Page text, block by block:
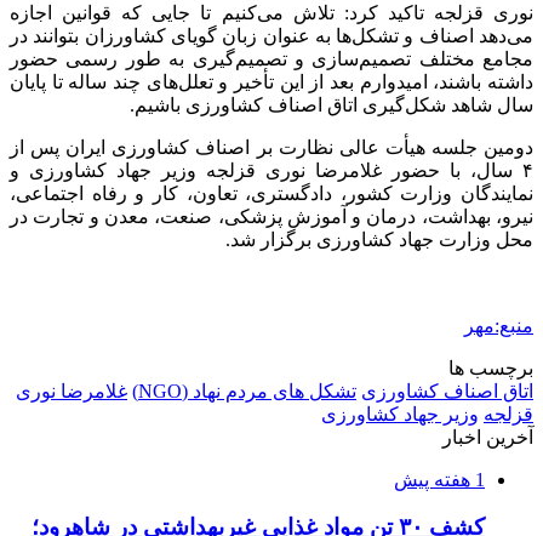
نوری قزلجه تاکید کرد: تلاش می‌کنیم تا جایی که قوانین اجازه
می‌دهد اصناف و تشکل‌ها به عنوان زبان گویای کشاورزان بتوانند در
مجامع مختلف تصمیم‌سازی و تصمیم‌گیری به طور رسمی حضور
داشته باشند، امیدوارم بعد از این تأخیر و تعلل‌های چند ساله تا پایان
سال شاهد شکل‌گیری اتاق اصناف کشاورزی باشیم.
دومین جلسه هیأت عالی نظارت بر اصناف کشاورزی ایران پس از
۴ سال، با حضور غلامرضا نوری قزلجه وزیر جهاد کشاورزی و
نمایندگان وزارت کشور، دادگستری، تعاون، کار و رفاه اجتماعی،
نیرو، بهداشت، درمان و آموزش پزشکی، صنعت، معدن و تجارت در
محل وزارت جهاد کشاورزی برگزار شد.
منبع:مهر
برچسب ها
اتاق اصناف کشاورزی تشکل های مردم نهاد (NGO)
غلامرضا نوری
قزلجه وزیر جهاد کشاورزی
آخرین اخبار
1 هفته پیش
کشف ۳۰ تن مواد غذایی غیربهداشتی در شاهرود؛